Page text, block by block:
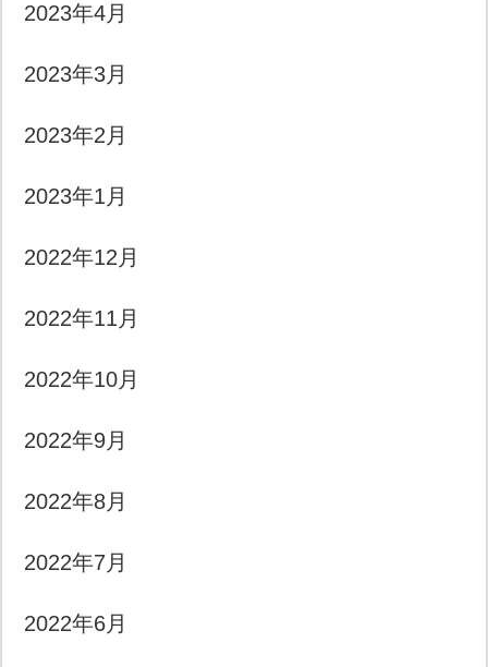
2023年4月
2023年3月
2023年2月
2023年1月
2022年12月
2022年11月
2022年10月
2022年9月
2022年8月
2022年7月
2022年6月